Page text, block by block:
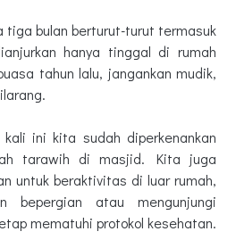
tiga bulan berturut-turut termasuk
hanya tinggal di rumah
tahun lalu, jangankan mudik,
kali ini kita sudah diperkenankan
tarawih di masjid. Kita juga
untuk beraktivitas di luar rumah,
bepergian atau mengunjungi
mematuhi protokol kesehatan.